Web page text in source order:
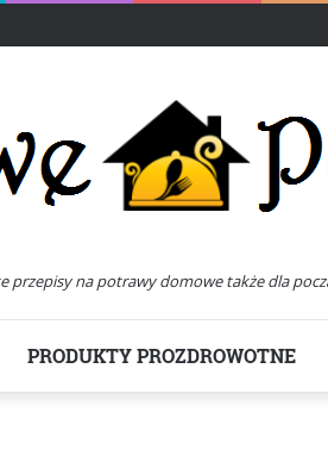
przepisy na potrawy domowe także dla
PRODUKTY PROZDROWOTNE